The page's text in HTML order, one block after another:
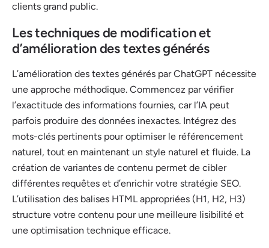
clients grand public.
Les techniques de modification et
d’amélioration des textes générés
L’amélioration des textes générés par ChatGPT nécessite
une approche méthodique. Commencez par vérifier
l’exactitude des informations fournies, car l’IA peut
parfois produire des données inexactes. Intégrez des
mots-clés pertinents pour optimiser le référencement
naturel, tout en maintenant un style naturel et fluide. La
création de variantes de contenu permet de cibler
différentes requêtes et d’enrichir votre stratégie SEO.
L’utilisation des balises HTML appropriées (H1, H2, H3)
structure votre contenu pour une meilleure lisibilité et
une optimisation technique efficace.